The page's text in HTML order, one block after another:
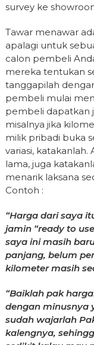
survey ke
Tawar menawar
apalagi untuk
calon pembeli
mereka tentukan
tanggapilah
pembeli mulai
pembeli dapatkan
misalnya jika
milik pribadi buka
variasi, katakanlah.
lama, juga
menarik laksana
Contoh :
“Harga dari saya
jamin “ready to
saya ini masih
panjang, belum
kilometer masih
“Baiklah pak
dengan minusnya
sudah wajarlah
kalengnya,